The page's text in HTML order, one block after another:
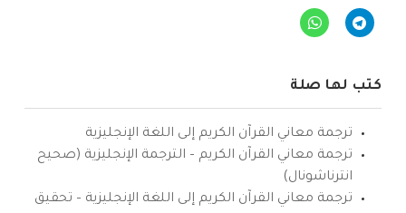
كتب لها صلة
ترجمة معاني القرآن الكريم إلى اللغة الإنجليزية
ترجمة معاني القرآن الكريم – الترجمة الإنجليزية (صحيح
انترناشونال)
ترجمة معاني القرآن الكريم إلى اللغة الإنجليزية – تحقيق